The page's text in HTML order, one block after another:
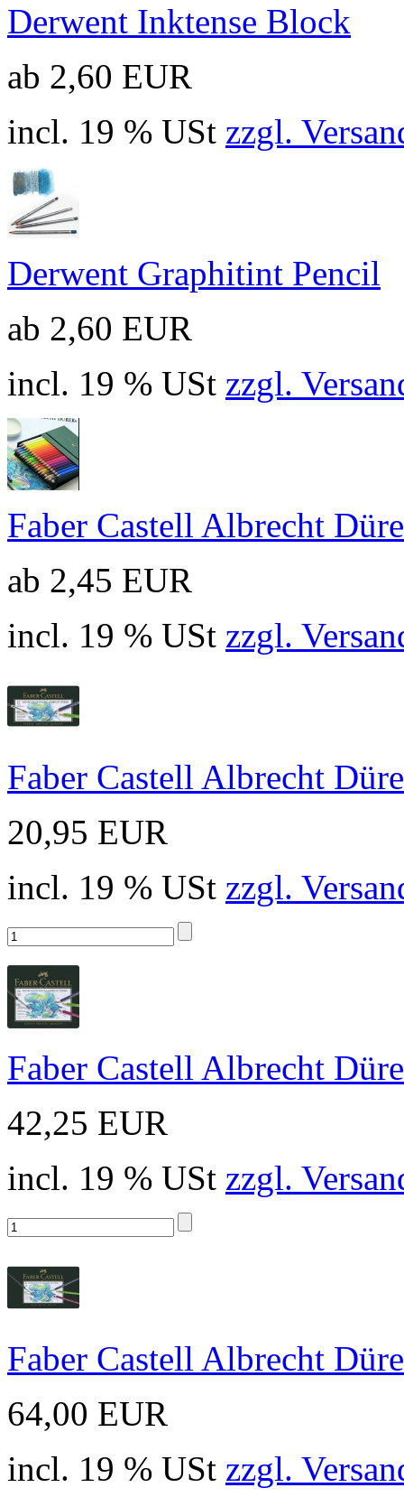
Derwent Inktense Block
ab 2,60 EUR
incl. 19 % USt zzgl.
Derwent Graphitint Pencil
ab 2,60 EUR
incl. 19 % USt zzgl.
Faber Castell Albrecht
ab 2,45 EUR
incl. 19 % USt zzgl.
Faber Castell Albrecht
20,95 EUR
incl. 19 % USt zzgl.
Faber Castell Albrecht
42,25 EUR
incl. 19 % USt zzgl.
Faber Castell Albrecht
64,00 EUR
incl. 19 % USt zzgl.